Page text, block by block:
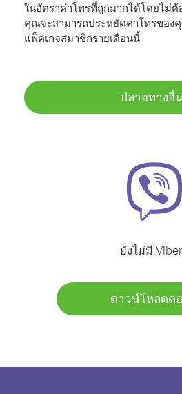
ในอัตราค่าโทรที่ถูกมากได้โดยไม่ต้
คุณจะสามารถประหยัดค่าโทรของ
แพ็คเกจสมาชิกรายเดือนนี้
ปลายทางอื่
ยังไม่มี
ดาวน์โหลดต